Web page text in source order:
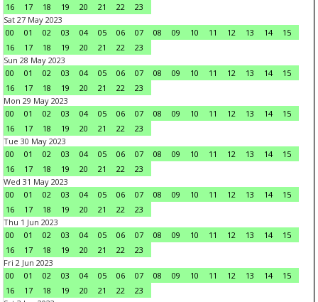
16
17 18 19 20 21 22
23
Sat 27 May 2023
00
01 02 03 04 05 06 07 08 09 10 11 12 13 14
15
16
17 18 19 20 21 22
23
Sun 28 May 2023
00
01 02 03 04 05 06 07 08 09 10 11 12 13 14
15
16
17 18 19 20 21 22
23
Mon 29 May 2023
00
01 02 03 04 05 06 07 08 09 10 11 12 13 14
15
16
17 18 19 20 21 22
23
Tue 30 May 2023
00
01 02 03 04 05 06 07 08 09 10 11 12 13 14
15
16
17 18 19 20 21 22
23
Wed 31 May 2023
00
01 02 03 04 05 06 07 08 09 10 11 12 13 14
15
16
17 18 19 20 21 22
23
Thu 1 Jun 2023
00
01 02 03 04 05 06 07 08 09 10 11 12 13 14
15
16
17 18 19 20 21 22
23
Fri 2 Jun 2023
00
01 02 03 04 05 06 07 08 09 10 11 12 13 14
15
16
17 18 19 20 21 22
23